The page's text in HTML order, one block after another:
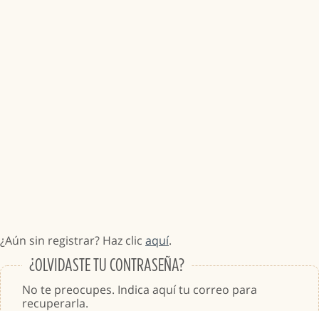
¿Aún sin registrar? Haz clic aquí.
¿OLVIDASTE TU CONTRASEÑA?
No te preocupes. Indica aquí tu correo para
recuperarla.